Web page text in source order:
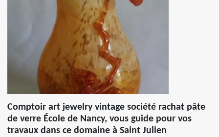
Comptoir art jewelry vintage société rachat pâte
de verre École de Nancy, vous guide pour vos
travaux dans ce domaine à Saint Julien